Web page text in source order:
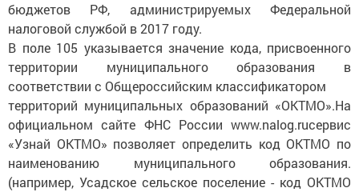
бюджетов РФ, администрируемых Федеральной
налоговой службой в 2017 году.
В поле 105 указывается значение кода, присвоенного
территории муниципального образования в
соответствии с Общероссийским классификатором
территорий муниципальных образований «ОКТМО».На
официальном сайте ФНС России www.nalog.ruсервис
«Узнай ОКТМО» позволяет определить код ОКТМО по
наименованию муниципального образования.
(например, Усадское сельское поселение - код ОКТМО